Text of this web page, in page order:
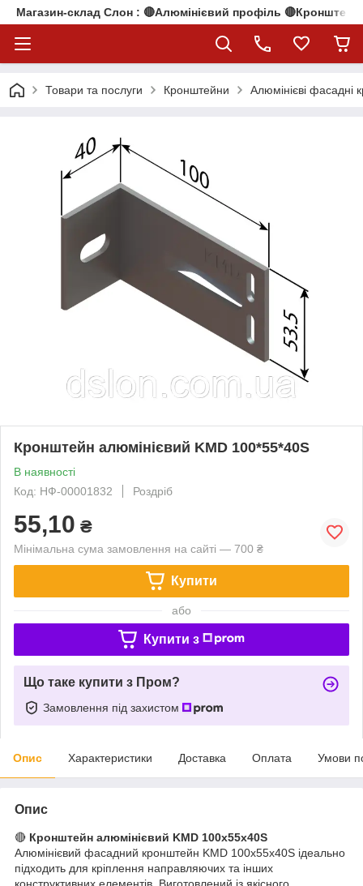
Магазин-склад Слон : 🔴Алюмінієвий профіль
Товари та послуги Кронштейни Алюмінієві фасадні
Кронштейн алюмінієвий KMD 100*55*40S
В наявності
Код: НФ-00001832
Роздріб
55,10 ₴
Мінімальна сума замовлення на сайті — 700 ₴
Купити
або
Купити з
Що таке купити з Пром?
Замовлення під захистом
Опис Характеристики Доставка Оплата Умови
Опис
🔴 Кронштейн алюмінієвий KMD 100х55х40S
Алюмінієвий фасадний кронштейн KMD 100х55х40S ідеально
підходить для кріплення направляючих та інших
конструктивних елементів. Виготовлений із якісного